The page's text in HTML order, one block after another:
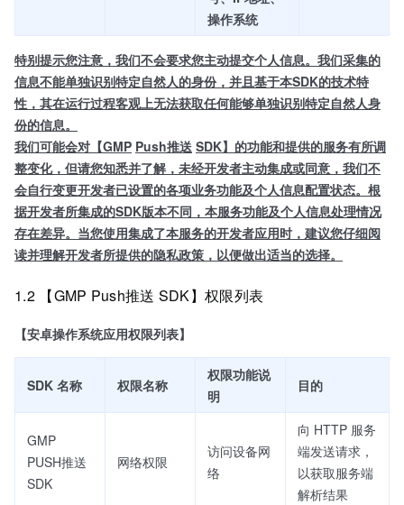
操作系统
特别提示您注意，我们不会要求您主动提交个人信息。我们采集的
信息不能单独识别特定自然人的身份，并且基于本SDK的技术特
性，其在运行过程客观上无法获取任何能够单独识别特定自然人身
份的信息。
我们可能会对 【GMP Push推送 SDK】 的功能和提供的服务有所调
整变化，但请您知悉并了解，未经开发者主动集成或同意，我们不
会自行变更开发者已设置的各项业务功能及个人信息配置状态。根
据开发者所集成的SDK版本不同，本服务功能及个人信息处理情况
存在差异。当您使用集成了本服务的开发者应用时，建议您仔细阅
读并理解开发者所提供的隐私政策，以便做出适当的选择。
1.2 【GMP Push推送 SDK】权限列表
【安卓操作系统应用权限列表】
SDK 名称 权限名称
权限功能说
明
目的
GMP
PUSH推送
SDK
网络权限
访问设备网
络
向 HTTP 服务
端发送请求，
以获取服务端
解析结果